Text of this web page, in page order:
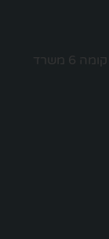
בית מנצור 2, רחוב הנופר 2 ב׳ ברעננה. קומה 6 משרד